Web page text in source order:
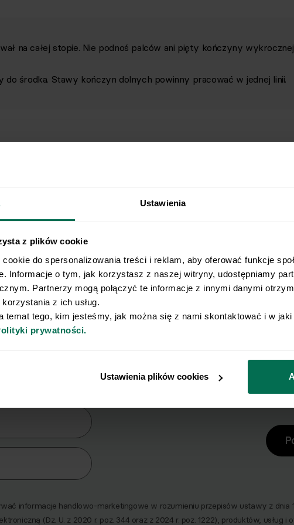
Ustawienia
z plików cookie
do spersonalizowania treści i reklam, aby oferować funkcje
Informacje o tym, jak korzystasz z naszej witryny, udostępniamy
Partnerzy mogą połączyć te informacje z innymi danymi
z ich usług.
temat tego, kim jesteśmy, jak można się z nami skontaktować i w
prywatności.
Ustawienia plików cookies
na całej stopie. Nie podnoś palców ani pięty kończyny wykrocznej
do środka. Stawy kończyn dolnych powinny pracować w jednej linii.
Pobierz zestaw 10 najskuteczniejszych ćwiczeń na
informacje handlowo-marketingowe w rozumieniu przepisów ustawy z dnia
(Dz. U. z 2020 r. poz. 344 oraz z 2024 r. poz. 1222), produktów, usług